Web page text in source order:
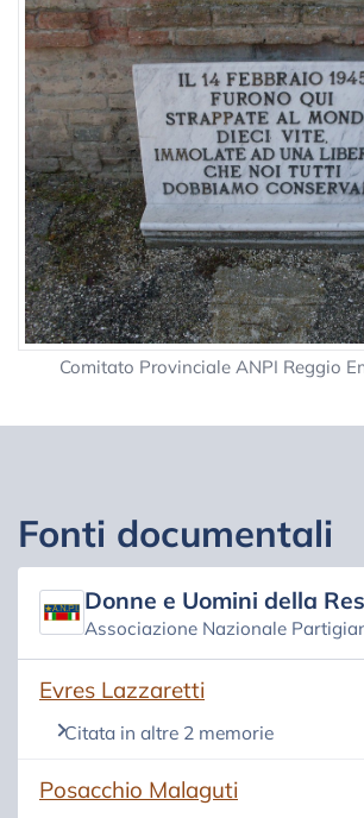
Comitato Provinciale ANPI Reggio
Fonti documentali
Donne e Uomini della
Associazione Nazionale
Evres Lazzaretti
(si apre in una nuova scheda)
Citata in altre 2 memorie
Posacchio Malaguti
(si apre in una nuova scheda)